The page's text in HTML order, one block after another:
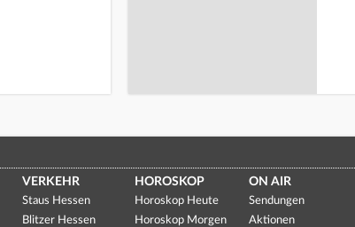
VERKEHR
Staus Hessen
Blitzer Hessen
HOROSKOP
Horoskop Heute
Horoskop Morgen
ON AIR
Sendungen
Aktionen